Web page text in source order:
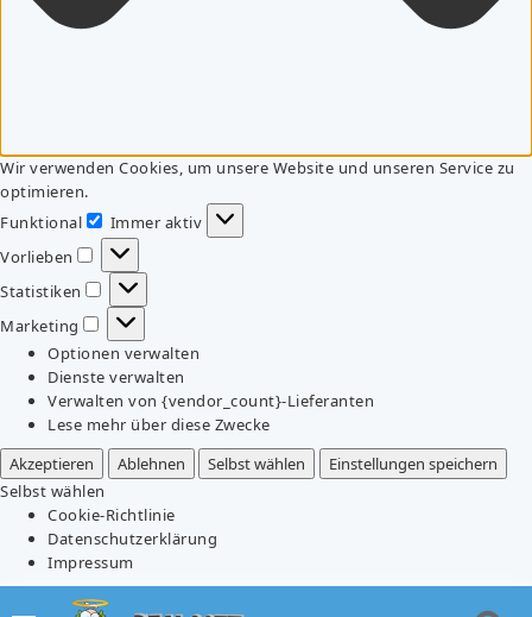
Wir verwenden Cookies, um unsere Website und unseren Service zu
optimieren.
Funktional
Funktional
Immer aktiv
Vorlieben
Vorlieben
Statistiken
Statistiken
Marketing
Marketing
Optionen verwalten
Dienste verwalten
Verwalten von {vendor_count}-Lieferanten
Lese mehr über diese Zwecke
Akzeptieren
Ablehnen Selbst wählen
Einstellungen speichern
Selbst wählen
Cookie-Richtlinie
Datenschutzerklärung
Impressum